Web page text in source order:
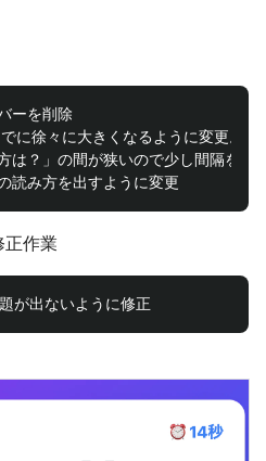
ーを削除
に徐々に大きくなるように変更。
は？」の間が狭いので少し間隔をあ
正作業